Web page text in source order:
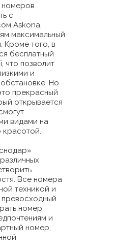
с
Askona,
максимальный
Кроме того, в
бесплатный
что позволит
и
Но
прекрасный
открывается
видами на
красотой.
Все номера
техникой и
номер,
и
номер,